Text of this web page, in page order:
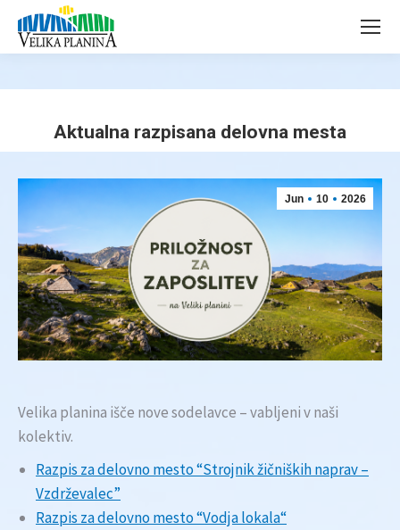
in
in
Aktualna razpisana delovna mesta
You are here:
Jun 10 2026
Velika planina išče nove sodelavce – vabljeni v naši
kolektiv.
Razpis za delovno mesto “Strojnik žičniških naprav –
Vzdrževalec”
Razpis za delovno mesto “Vodja lokala“